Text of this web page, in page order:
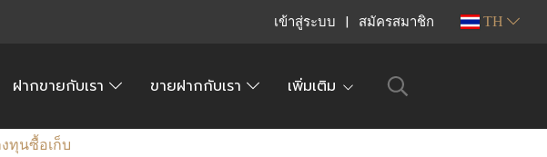
เข้าสู่ระบบ สมัครสมาชิก TH
ฝากขายกับเรา ขายฝากกับเรา เพิ่มเติม
ทุนซื้อเก็บ